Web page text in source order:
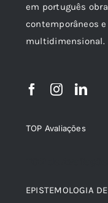
em português
contemporâneos
multidimensional.
TOP Avaliações
EPISTEMOLOGIA